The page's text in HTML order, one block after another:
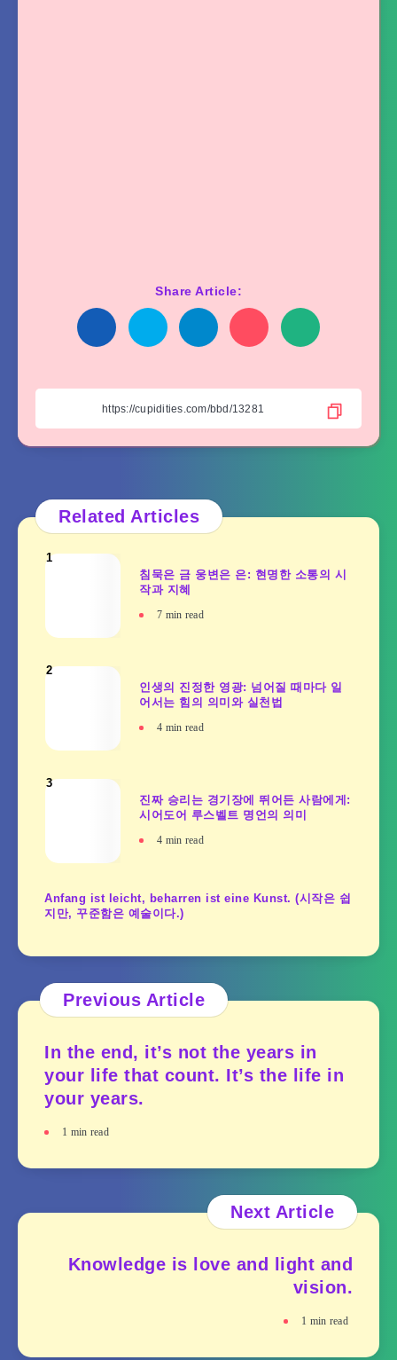
Share Article:
Related Articles
1
침묵은 금 웅변은 은: 현명한 소통의 시
작과 지혜
7 min read
2
인생의 진정한 영광: 넘어질 때마다 일
어서는 힘의 의미와 실천법
4 min read
3
진짜 승리는 경기장에 뛰어든 사람에게:
시어도어 루스벨트 명언의 의미
4 min read
Anfang ist leicht, beharren ist eine Kunst. (시작은 쉽
지만, 꾸준함은 예술이다.)
Previous Article
In the end, it’s not the years in
your life that count. It’s the life in
your years.
1 min read
Next Article
Knowledge is love and light and
vision.
1 min read